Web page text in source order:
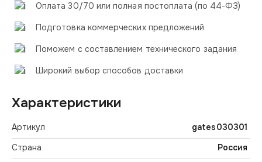
Оплата 30/70 или полная постоплата (по 44-ФЗ)
Подготовка коммерческих предложений
Поможем с составлением технического задания
Широкий выбор способов доставки
Характеристики
Артикул
gates030301
Страна
Россия